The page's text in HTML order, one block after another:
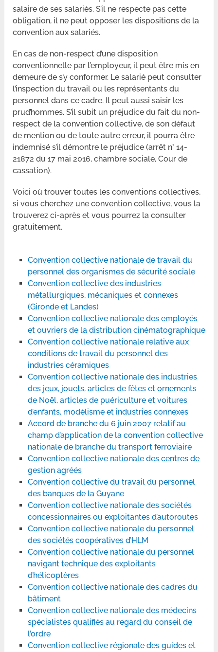
salaire de ses salariés. S’il ne respecte pas cette
obligation, il ne peut opposer les dispositions de la
convention aux salariés.
En cas de non-respect d’une disposition
conventionnelle par l’employeur, il peut être mis en
demeure de s’y conformer. Le salarié peut consulter
l’inspection du travail ou les représentants du
personnel dans ce cadre. Il peut aussi saisir les
prud’hommes. S’il subit un préjudice du fait du non-
respect de la convention collective, de son défaut
de mention ou de toute autre erreur, il pourra être
indemnisé s’il démontre le préjudice (arrêt n° 14-
21872 du 17 mai 2016, chambre sociale, Cour de
cassation).
Voici où trouver toutes les conventions collectives,
si vous cherchez une convention collective, vous la
trouverez ci-après et vous pourrez la consulter
gratuitement.
Convention collective nationale de travail du
personnel des organismes de sécurité sociale
Convention collective des industries
métallurgiques, mécaniques et connexes
(Gironde et Landes)
Convention collective nationale des employés
et ouvriers de la distribution cinématographique
Convention collective nationale relative aux
conditions de travail du personnel des
industries céramiques
Convention collective nationale des industries
des jeux, jouets, articles de fêtes et ornements
de Noël, articles de puériculture et voitures
d’enfants, modélisme et industries connexes
Accord de branche du 6 juin 2007 relatif au
champ d’application de la convention collective
nationale de branche du transport ferroviaire
Convention collective nationale des centres de
gestion agréés
Convention collective du travail du personnel
des banques de la Guyane
Convention collective nationale des sociétés
concessionnaires ou exploitantes d’autoroutes
Convention collective nationale du personnel
des sociétés coopératives d’HLM
Convention collective nationale du personnel
navigant technique des exploitants
d’hélicoptères
Convention collective nationale des cadres du
bâtiment
Convention collective nationale des médecins
spécialistes qualifiés au regard du conseil de
l’ordre
Convention collective régionale des guides et